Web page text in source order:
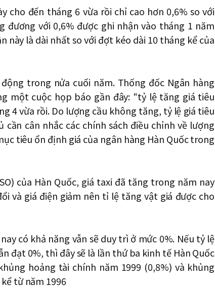
đến tháng 6 vừa rồi chỉ cao hơn 0,6% so với
đương với 0,6% được ghi nhận vào tháng 1 năm
này là dài nhất so với đợt kéo dài 10 tháng kể của
trong nửa cuối năm. Thống đốc Ngân hàng
một cuộc họp báo gần đây: "tỷ lệ tăng giá tiêu
4 vừa rồi. Do lượng cầu không tăng, tỷ lệ giá tiêu
cân nhắc các chính sách điều chỉnh về lượng
tiêu ổn định giá của ngân hàng Hàn Quốc trong
của Hàn Quốc, giá taxi đã tăng trong năm nay
và giá điện giảm nên tỉ lệ tăng vật giá được cho
có khả năng vẫn sẽ duy trì ở mức 0%. Nếu tỷ lệ
đạt 0%, thì đây sẽ là lần thứ ba kinh tế Hàn Quốc
hoảng tài chính năm 1999 (0,8%) và khủng
từ năm 1996